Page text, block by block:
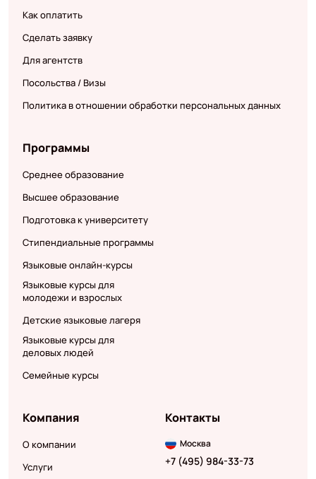
Как оплатить
Сделать заявку
Для агентств
Посольства / Визы
Политика в отношении обработки персональных данных
Программы
Среднее образование
Высшее образование
Подготовка к университету
Стипендиальные программы
Языковые онлайн-курсы
Языковые курсы для
молодежи и взрослых
Детские языковые лагеря
Языковые курсы для
деловых людей
Семейные курсы
Компания
О компании
Услуги
Контакты
Москва
+7 (495) 984-33-73